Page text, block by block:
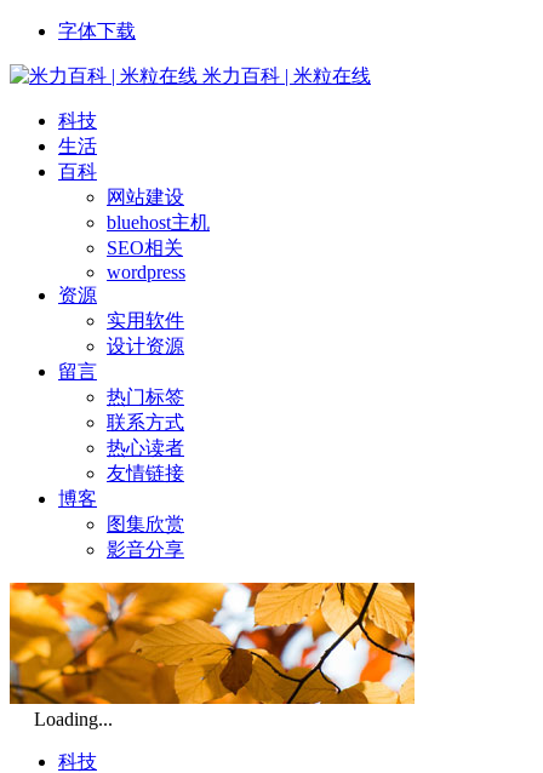
字体下载
米力百科 | 米粒在线
科技
生活
百科
网站建设
bluehost主机
SEO相关
wordpress
资源
实用软件
设计资源
留言
热门标签
联系方式
热心读者
友情链接
博客
图集欣赏
影音分享
Loading...
科技